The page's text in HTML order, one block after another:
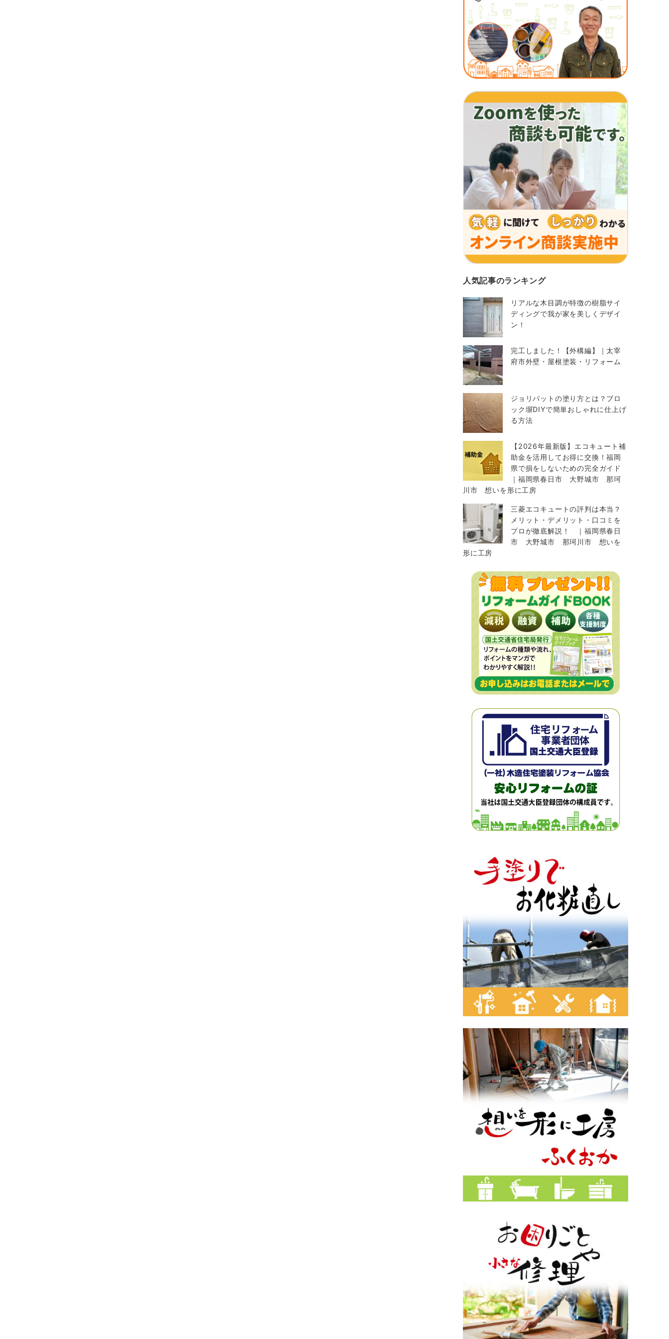
人気記事のランキング
リアルな木目調が特徴の樹脂サイ
ディングで我が家を美しくデザイ
ン！
完工しました！【外構編】｜太宰
府市外壁・屋根塗装・リフォーム
ジョリパットの塗り方とは？ブロ
ック塀DIYで簡単おしゃれに仕上げ
る方法
【2026年最新版】エコキュート補
助金を活用してお得に交換！福岡
県で損をしないための完全ガイド
｜福岡県春日市 大野城市 那珂
川市 想いを形に工房
三菱エコキュートの評判は本当？
メリット・デメリット・口コミを
プロが徹底解説！ ｜福岡県春日
市 大野城市 那珂川市 想いを
形に工房